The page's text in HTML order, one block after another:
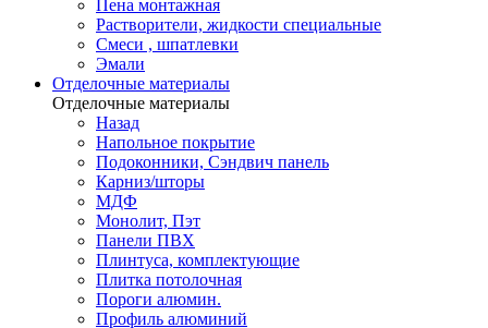
Пена монтажная
Растворители, жидкости специальные
Смеси , шпатлевки
Эмали
Отделочные материалы
Отделочные материалы
Назад
Напольное покрытие
Подоконники, Сэндвич панель
Карниз/шторы
МДФ
Монолит, Пэт
Панели ПВХ
Плинтуса, комплектующие
Плитка потолочная
Пороги алюмин.
Профиль алюминий